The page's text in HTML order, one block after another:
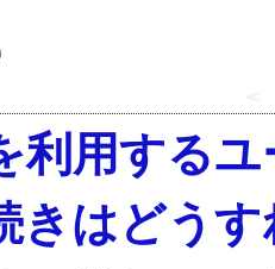
≪
利用する
きはどう